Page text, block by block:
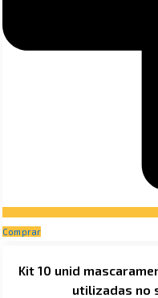
Comprar
Kit 10 unid
utilizadas no